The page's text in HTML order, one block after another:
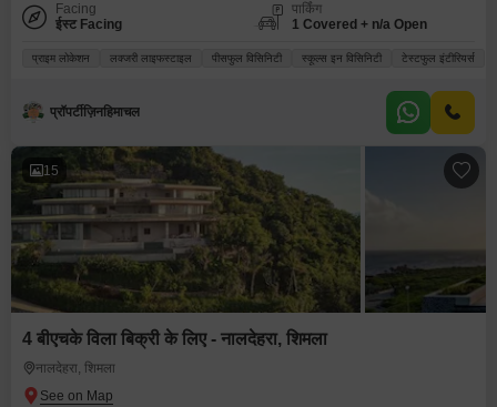
Facing
ईस्ट Facing
पार्किंग
1 Covered + n/a Open
प्राइम लोकेशन लक्जरी लाइफस्टाइल पीसफुल विसिनिटी स्कूल्स इन विसिनिटी टेस्टफुल इंटीरियर्स
प्रॉपर्टीज़िनहिमाचल
15
4 बीएचके विला बिक्री के लिए - नालदेहरा, शिमला
नालदेहरा, शिमला